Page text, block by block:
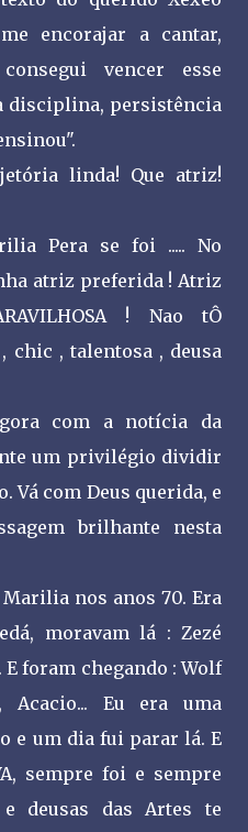
encorajar a cantar,
vencer esse
disciplina, persistência
linda! Que atriz!
Pera se foi ..... No
atriz preferida ! Atriz
! Nao tÔ
chic , talentosa , deusa
com a notícia da
um privilégio dividir
Vá com Deus querida, e
brilhante nesta
nos anos 70. Era
moravam lá : Zezé
foram chegando : Wolf
Acacio... Eu era uma
e um dia fui parar lá. E
sempre foi e sempre
deusas das Artes te